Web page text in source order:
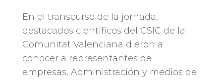
En el transcurso de la jornada,
destacados científicos del CSIC de la
Comunitat Valenciana dieron a
conocer a representantes de
empresas, Administración y medios de